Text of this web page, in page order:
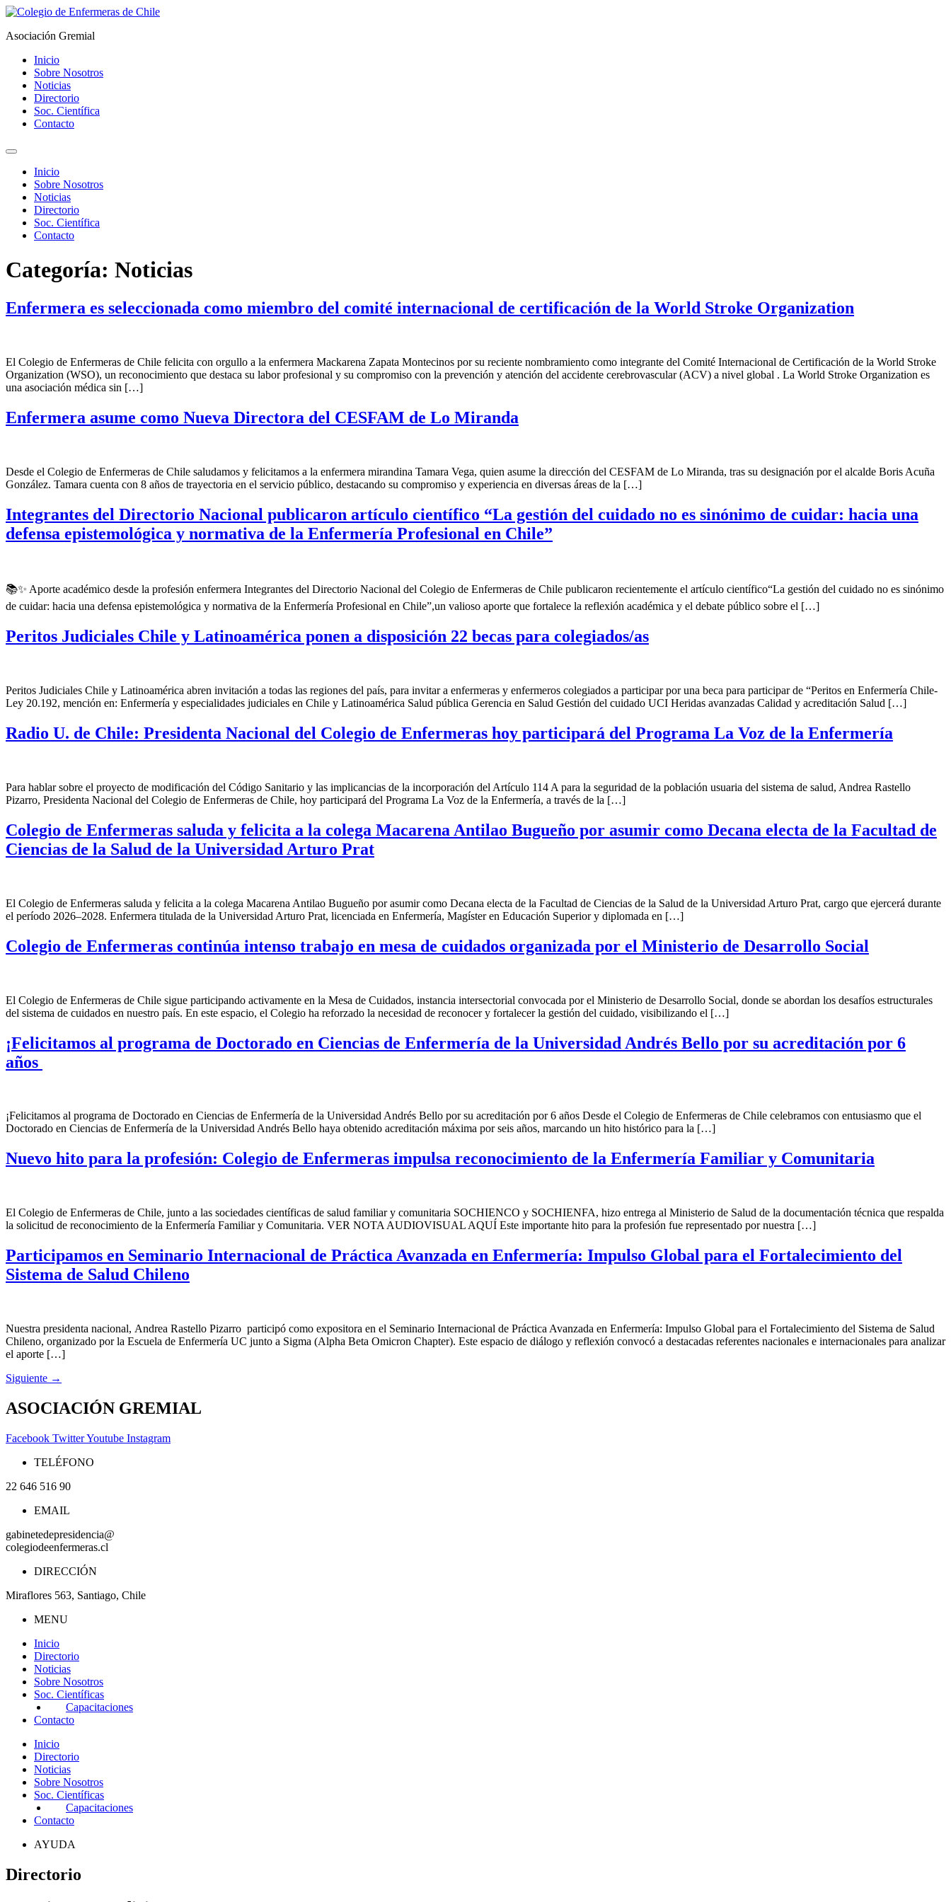
Ir
contenido
Asociación Gremial
Inicio
Sobre Nosotros
Noticias
Directorio
Soc. Científica
Contacto
Inicio
Sobre Nosotros
Noticias
Directorio
Soc. Científica
Contacto
Categoría: Noticias
Enfermera es seleccionada como miembro del comité internacional de certificación de la World Stroke Organization
El Colegio de Enfermeras de Chile felicita con orgullo a la enfermera Mackarena Zapata Montecinos por su reciente nombramiento como integrante del Comité Internacional de Certificación de la World Stroke
Organization (WSO), un reconocimiento que destaca su labor profesional y su compromiso con la prevención y atención del accidente cerebrovascular (ACV) a nivel global . La World Stroke Organization es
una asociación médica sin […]
Enfermera asume como Nueva Directora del CESFAM de Lo Miranda
Desde el Colegio de Enfermeras de Chile saludamos y felicitamos a la enfermera mirandina Tamara Vega, quien asume la dirección del CESFAM de Lo Miranda, tras su designación por el alcalde Boris Acuña
González. Tamara cuenta con 8 años de trayectoria en el servicio público, destacando su compromiso y experiencia en diversas áreas de la […]
Integrantes del Directorio Nacional publicaron artículo científico “La gestión del cuidado no es sinónimo de cuidar: hacia una
defensa epistemológica y normativa de la Enfermería Profesional en Chile”
📚✨ Aporte académico desde la profesión enfermera Integrantes del Directorio Nacional del Colegio de Enfermeras de Chile publicaron recientemente el artículo científico“La gestión del cuidado no es sinónimo
de cuidar: hacia una defensa epistemológica y normativa de la Enfermería Profesional en Chile”,un valioso aporte que fortalece la reflexión académica y el debate público sobre el […]
Peritos Judiciales Chile y Latinoamérica ponen a disposición 22 becas para colegiados/as
Peritos Judiciales Chile y Latinoamérica abren invitación a todas las regiones del país, para invitar a enfermeras y enfermeros colegiados a participar por una beca para participar de “Peritos en Enfermería Chile-
Ley 20.192, mención en: Enfermería y especialidades judiciales en Chile y Latinoamérica Salud pública Gerencia en Salud Gestión del cuidado UCI Heridas avanzadas Calidad y acreditación Salud […]
Radio U. de Chile: Presidenta Nacional del Colegio de Enfermeras hoy participará del Programa La Voz de la Enfermería
Para hablar sobre el proyecto de modificación del Código Sanitario y las implicancias de la incorporación del Artículo 114 A para la seguridad de la población usuaria del sistema de salud, Andrea Rastello
Pizarro, Presidenta Nacional del Colegio de Enfermeras de Chile, hoy participará del Programa La Voz de la Enfermería, a través de la […]
Colegio de Enfermeras saluda y felicita a la colega Macarena Antilao Bugueño por asumir como Decana electa de la Facultad de
Ciencias de la Salud de la Universidad Arturo Prat
El Colegio de Enfermeras saluda y felicita a la colega Macarena Antilao Bugueño por asumir como Decana electa de la Facultad de Ciencias de la Salud de la Universidad Arturo Prat, cargo que ejercerá durante
el período 2026–2028. Enfermera titulada de la Universidad Arturo Prat, licenciada en Enfermería, Magíster en Educación Superior y diplomada en […]
Colegio de Enfermeras continúa intenso trabajo en mesa de cuidados organizada por el Ministerio de Desarrollo Social
El Colegio de Enfermeras de Chile sigue participando activamente en la Mesa de Cuidados, instancia intersectorial convocada por el Ministerio de Desarrollo Social, donde se abordan los desafíos estructurales
del sistema de cuidados en nuestro país. En este espacio, el Colegio ha reforzado la necesidad de reconocer y fortalecer la gestión del cuidado, visibilizando el […]
¡Felicitamos al programa de Doctorado en Ciencias de Enfermería de la Universidad Andrés Bello por su acreditación por 6
años
¡Felicitamos al programa de Doctorado en Ciencias de Enfermería de la Universidad Andrés Bello por su acreditación por 6 años Desde el Colegio de Enfermeras de Chile celebramos con entusiasmo que el
Doctorado en Ciencias de Enfermería de la Universidad Andrés Bello haya obtenido acreditación máxima por seis años, marcando un hito histórico para la […]
Nuevo hito para la profesión: Colegio de Enfermeras impulsa reconocimiento de la Enfermería Familiar y Comunitaria
El Colegio de Enfermeras de Chile, junto a las sociedades científicas de salud familiar y comunitaria SOCHIENCO y SOCHIENFA, hizo entrega al Ministerio de Salud de la documentación técnica que respalda
la solicitud de reconocimiento de la Enfermería Familiar y Comunitaria. VER NOTA AUDIOVISUAL AQUÍ Este importante hito para la profesión fue representado por nuestra […]
Participamos en Seminario Internacional de Práctica Avanzada en Enfermería: Impulso Global para el Fortalecimiento del
Sistema de Salud Chileno
Nuestra presidenta nacional, Andrea Rastello Pizarro participó como expositora en el Seminario Internacional de Práctica Avanzada en Enfermería: Impulso Global para el Fortalecimiento del Sistema de Salud
Chileno, organizado por la Escuela de Enfermería UC junto a Sigma (Alpha Beta Omicron Chapter). Este espacio de diálogo y reflexión convocó a destacadas referentes nacionales e internacionales para analizar
el aporte […]
Siguiente →
ASOCIACIÓN GREMIAL
Facebook TwitterYoutube Instagram
TELÉFONO
22 646 516 90
EMAIL
gabinetedepresidencia@
colegiodeenfermeras.cl
DIRECCIÓN
Miraflores 563, Santiago, Chile
MENU
Inicio
Directorio
Noticias
Sobre Nosotros
Soc. Científicas
Capacitaciones
Contacto
Inicio
Directorio
Noticias
Sobre Nosotros
Soc. Científicas
Capacitaciones
Contacto
AYUDA
Directorio